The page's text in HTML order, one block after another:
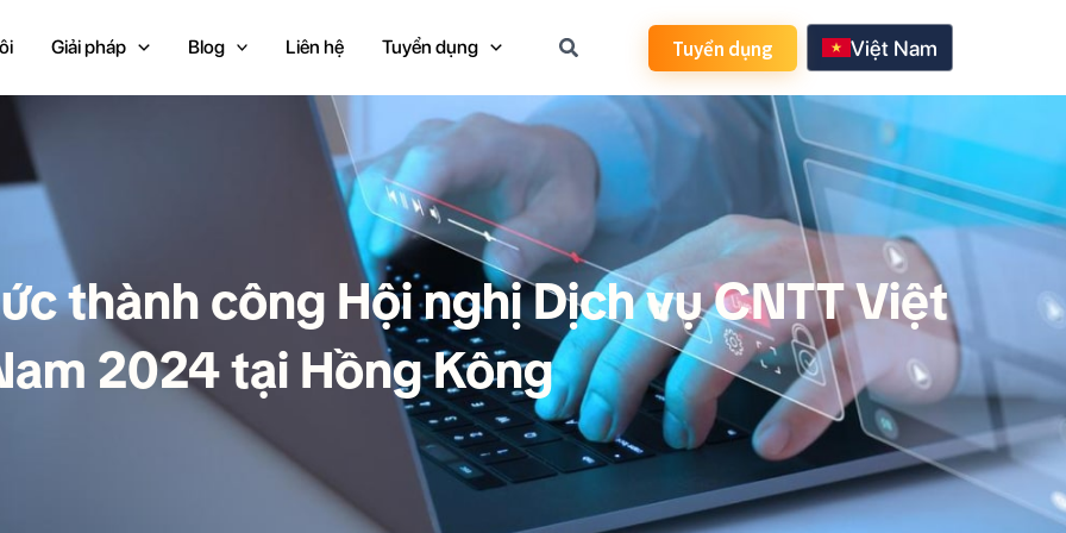
Giải pháp Blog Liên hệ Tuyển dụng Tuyển dụng Việt Nam
한국어
English
thành công Hội nghị Dịch vụ CNTT Việt
2024 tại Hồng Kông